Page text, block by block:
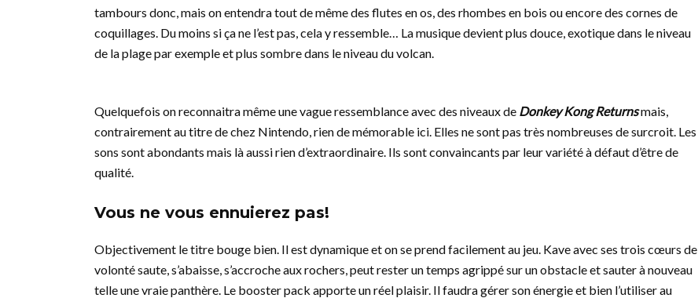
tambours donc, mais on entendra tout de même des flutes en os, des rhombes en bois ou encore des cornes de
coquillages. Du moins si ça ne l’est pas, cela y ressemble… La musique devient plus douce, exotique dans le niveau
de la plage par exemple et plus sombre dans le niveau du volcan.
Quelquefois on reconnaitra même une vague ressemblance avec des niveaux de Donkey Kong Returnsmais,
contrairement au titre de chez Nintendo, rien de mémorable ici. Elles ne sont pas très nombreuses de surcroit. Les
sons sont abondants mais là aussi rien d’extraordinaire. Ils sont convaincants par leur variété à défaut d’être de
qualité.
Vous ne vous ennuierez pas!
Objectivement le titre bouge bien. Il est dynamique et on se prend facilement au jeu. Kave avec ses trois cœurs de
volonté saute, s’abaisse, s’accroche aux rochers, peut rester un temps agrippé sur un obstacle et sauter à nouveau
telle une vraie panthère. Le booster pack apporte un réel plaisir. Il faudra gérer son énergie et bien l’utiliser au